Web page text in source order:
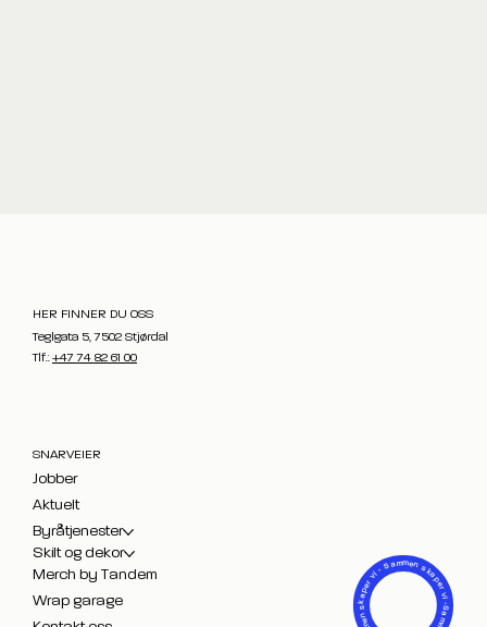
HER FINNER DU OSS
Teglgata 5, 7502 Stjørdal
Tlf.:+47 74 82 61 00
SNARVEIER
Jobber
Aktuelt
Byråtjenester
Skilt og dekor
Merch by Tandem
Wrap garage
Sammen skaper vi - Sammen skaper vi
- Sammen skaper vi -